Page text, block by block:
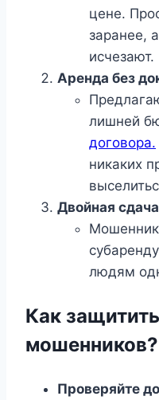
цене.
заранее,
исчезают.
Аренда без
лишней
договора.
никаких
Двойная сдача
людям
Как
мошенников?
Проверяйте